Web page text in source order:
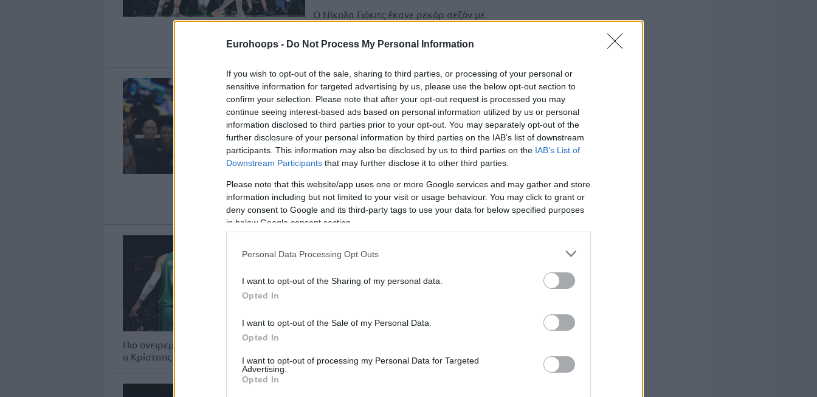
Eurohoops - Do Not Process My Personal Information
If you wish to opt-out of the sale, sharing to third parties, or processing of your personal or
sensitive information for targeted advertising by us, please use the below opt-out section to
confirm your selection. Please note that after your opt-out request is processed you may
continue seeing interest-based ads based on personal information utilized by us or personal
information disclosed to third parties prior to your opt-out. You may separately opt-out of the
further disclosure of your personal information by third parties on the IAB’s list of downstream
participants. This information may also be disclosed by us to third parties on the IAB’s List of
Downstream Participants that may further disclose it to other third parties.
Please note that this website/app uses one or more Google services and may gather and store
information including but not limited to your visit or usage behaviour. You may click to grant or
deny consent to Google and its third-party tags to use your data for below specified purposes
in below Google consent section.
Personal Data Processing Opt Outs
I want to opt-out of the Sharing of my personal data.
Opted In
I want to opt-out of the Sale of my Personal Data.
Opted In
I want to opt-out of processing my Personal Data for Targeted
Advertising.
Opted In
Ο Νίκολα Γιόκιτς έκανε ρεκόρ σεζόν με
έβαλε 32, πρωταγωνιστώντας στα διπλά
των...
ΝΒΑ: Οι πρώτοι
προημιτελικοί του In-
Season, η ευκαιρία των
Κινγκς να πάνε Βέγκας
04/DEC/23 07:21
Οι πρώτοι προημιτελικοί του In-Season
tournament γίνονται τα ξημερώματα κι
ακολουθούν οι άλλοι δύο αύριο, με τις
υπόλοιπες 22...
Φοβερά πράγματα από το
δίδυμο των Σέλτικς στο
ματς της βραδιάς στη
26/OCT/23 08:09
Πιο ονειρεμένο ντεμπούτο με τη φανέλα των Σέλτικς δεν θα μπορούσε να περιμένει
ο Κρίσταπς Πορζίνγκις. 30 πόντοι και...